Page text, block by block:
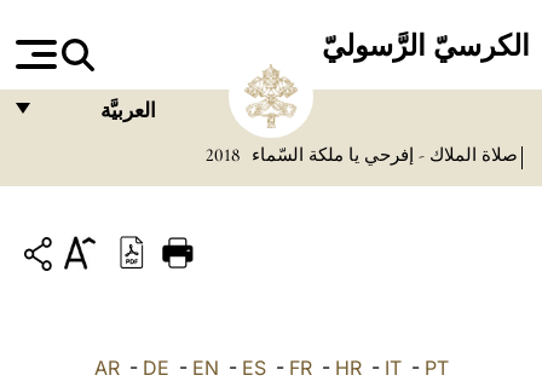
الكرسيّ الرَّسوليّ
العربيَّة
ITALIANO
صلاة الملاك - إفرحي يا ملكة السّماء 2018
AR- DE - EN - ES- FR- HR- IT- PT